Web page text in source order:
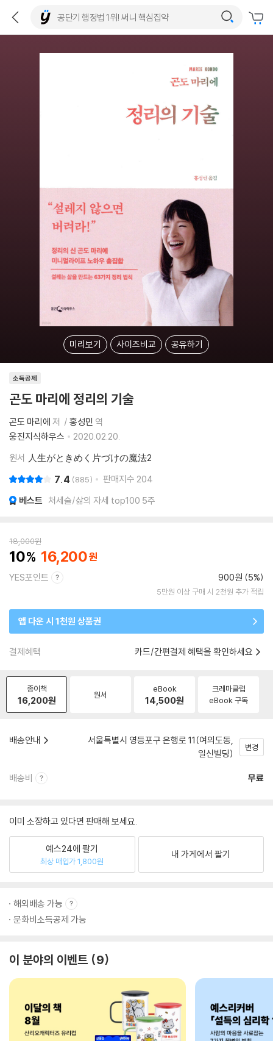
미리보기 사이즈비교 공유하기
소득공제
곤도 마리에 정리의 기술
곤도 마리에 저 홍성민 역
웅진지식하우스
2020.02.20.
원서 人生がときめく片づけの魔法2
7.4 885 판매지수 204
베스트 처세술/삶의 자세 top100 5주
18,000원
10 16,200
YES포인트 900원 (5%)
5만원 이상 구매 시 2천원 추가 적립
앱 다운 시 1천원 상품권
결제혜택 카드/간편결제 혜택을 확인하세요
종이책
16,200원 원서
eBook
14,500원
크레마클럽
eBook 구독
배송안내
서울특별시 영등포구 은행로 11(여의도동,
일신빌딩)
변경
배송비 무료
이미 소장하고 있다면 판매해 보세요.
예스24에 팔기
최상 매입가 1,800원
내 가게에서 팔기
해외배송 가능
문화비소득공제 가능
이 분야의 이벤트 9